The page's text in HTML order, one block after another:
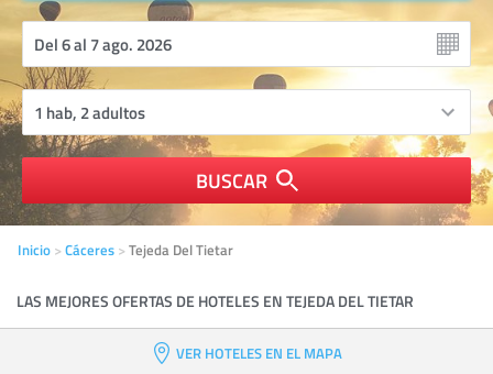
BUSCAR
Inicio Cáceres Tejeda Del Tietar
LAS MEJORES OFERTAS DE HOTELES EN TEJEDA DEL TIETAR
VER HOTELES EN EL MAPA